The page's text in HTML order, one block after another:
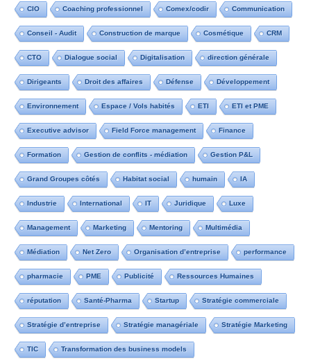
CIO Coaching professionnel Comex/codir Communication
Conseil - Audit Construction de marque Cosmétique CRM
CTO Dialogue social Digitalisation direction générale
Dirigeants Droit des affaires Défense Développement
Environnement Espace / Vols habités ETI ETI et PME
Executive advisor Field Force management Finance
Formation Gestion de conflits - médiation Gestion P&L
Grand Groupes côtés Habitat social humain IA
Industrie International IT Juridique Luxe
Management Marketing Mentoring Multimédia
Médiation Net Zero Organisation d’entreprise performance
pharmacie PME Publicité Ressources Humaines
réputation Santé-Pharma Startup Stratégie commerciale
Stratégie d’entreprise Stratégie managériale Stratégie Marketing
TIC Transformation des business models